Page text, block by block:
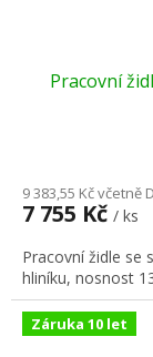
Pracovní
9 383,55 Kč včetně
7 755 Kč / ks
Pracovní židle se
hliníku, nosnost
Záruka 10 let